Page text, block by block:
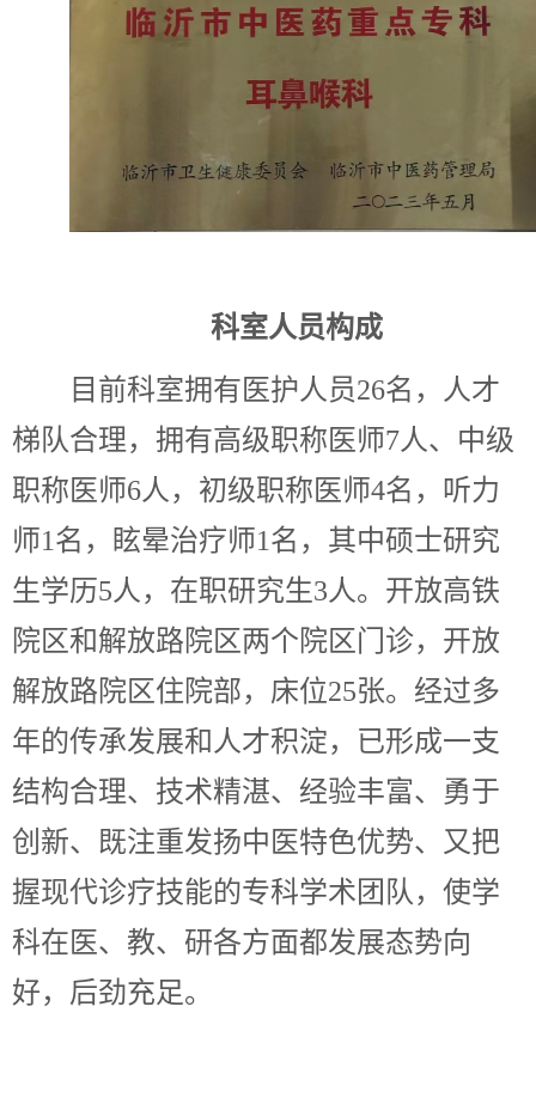
科室人员构成
目前科室拥有医护人员26名，人才
梯队合理，拥有高级职称医师7人、中级
职称医师6人，初级职称医师4名，听力
师1名，眩晕治疗师1名，其中硕士研究
生学历5人，在职研究生3人。开放高铁
院区和解放路院区两个院区门诊，开放
解放路院区住院部，床位25张。经过多
年的传承发展和人才积淀，已形成一支
结构合理、技术精湛、经验丰富、勇于
创新、既注重发扬中医特色优势、又把
握现代诊疗技能的专科学术团队，使学
科在医、教、研各方面都发展态势向
好，后劲充足。